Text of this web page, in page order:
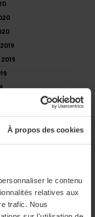
À propos des cookies
le contenu
relatives aux
trafic. Nous
que !